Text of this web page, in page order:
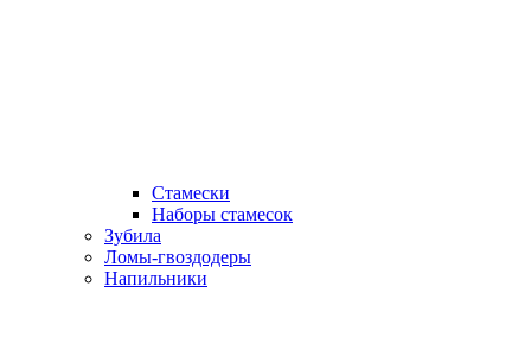
Стамески
Наборы стамесок
Зубила
Ломы-гвоздодеры
Напильники